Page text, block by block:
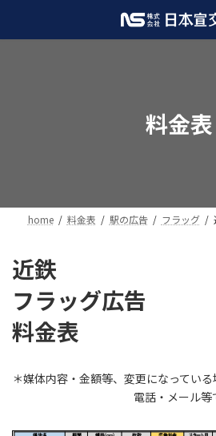
テ
ゲ
料金表
home 料金表 駅の広告 フラッグ
近鉄
フラッグ広告
料金表
＊媒体内容・金額等、変更になってい
電話・メール等